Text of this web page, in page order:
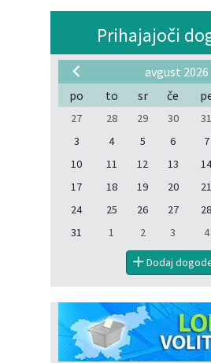
Prihajajoči
avgust 2026
po
to sr če
27 28 29 30 31
3
4 5 6 7
10
11 12 13 14
17
18 19 20 21
24
25 26 27 28
31
1 2 3 4
Dodaj